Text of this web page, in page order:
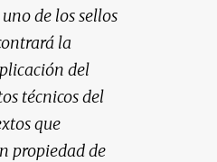
de los sellos
la
del
técnicos del
que
propiedad de